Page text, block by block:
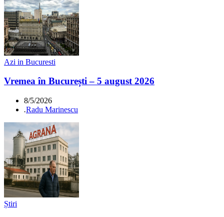
Azi in Bucuresti
Vremea în București – 5 august 2026
8/5/2026
.Radu Marinescu
Știri